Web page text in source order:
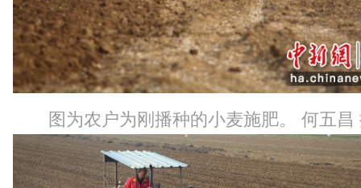
图为农户为刚播种的小麦施肥。 何五昌